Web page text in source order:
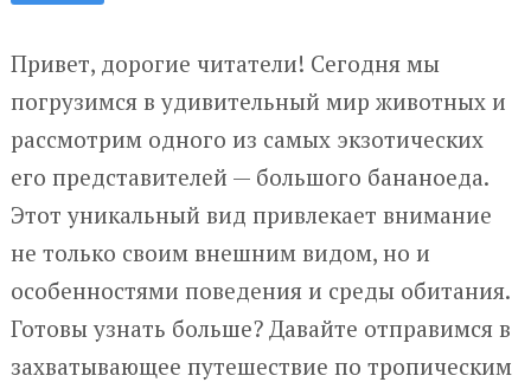
Привет, дорогие читатели! Сегодня мы
погрузимся в удивительный мир животных и
рассмотрим одного из самых экзотических
его представителей — большого бананоеда.
Этот уникальный вид привлекает внимание
не только своим внешним видом, но и
особенностями поведения и среды обитания.
Готовы узнать больше? Давайте отправимся в
захватывающее путешествие по тропическим